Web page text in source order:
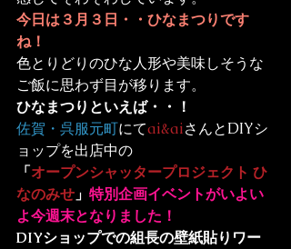
今日は３月３日・・ひなまつりです
ね！
色とりどりのひな人形や美味しそうな
ご飯に思わず目が移ります。
ひなまつりといえば・・！
佐賀・呉服元町にてai&aiさんとDIYシ
「オープンシャッタープロジェクト ひ
なのみせ」 特別企画イベントがいよい
よ今週末となりました！
DIYショップでの組長の壁紙貼りワー